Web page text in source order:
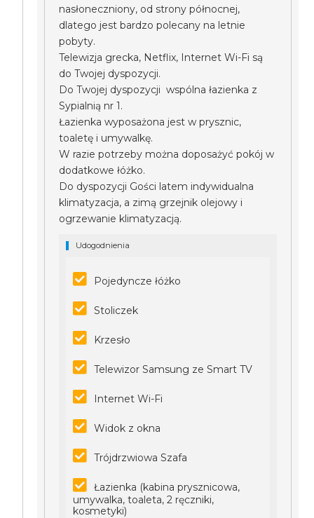
nasłoneczniony, od strony północnej,
dlatego jest bardzo polecany na letnie
pobyty.
Telewizja grecka, Netflix, Internet Wi-Fi są
do Twojej dyspozycji.
Do Twojej dyspozycji wspólna łazienka z
Sypialnią nr 1.
Łazienka wyposażona jest w prysznic,
toaletę i umywalkę.
W razie potrzeby można doposażyć pokój w
dodatkowe łóżko.
Do dyspozycji Gości latem indywidualna
klimatyzacja, a zimą grzejnik olejowy i
ogrzewanie klimatyzacją.
Udogodnienia
Pojedyncze łóżko
Stoliczek
Krzesło
Telewizor Samsung ze Smart TV
Internet Wi-Fi
Widok z okna
Trójdrzwiowa Szafa
Łazienka (kabina prysznicowa,
umywalka, toaleta, 2 ręczniki,
kosmetyki)